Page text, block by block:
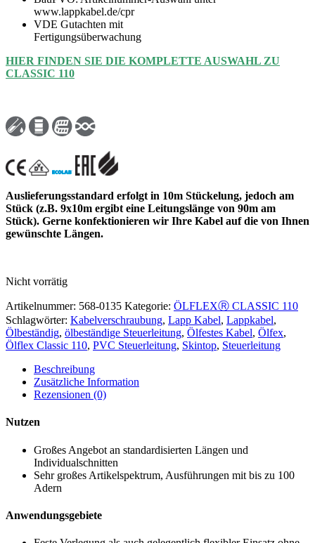
www.lappkabel.de/cpr
VDE Gutachten mit
Fertigungsüberwachung
HIER FINDEN SIE DIE KOMPLETTE AUSWAHL ZU
CLASSIC 110
Auslieferungsstandard erfolgt in 10m Stückelung, jedoch am
Stück (z.B. 9x10m ergibt eine Leitungslänge von 90m am
Stück). Gerne konfektionieren wir Ihre Kabel auf die von Ihnen
gewünschte Längen.
Nicht vorrätig
Artikelnummer: 568-0135 Kategorie: ÖLFLEXⓇ CLASSIC 110
Schlagwörter: Kabelverschraubung, Lapp Kabel, Lappkabel,
Ölbeständig, ölbeständige Steuerleitung, Ölfestes Kabel, Ölfex,
Ölflex Classic 110, PVC Steuerleitung, Skintop, Steuerleitung
Beschreibung
Zusätzliche Information
Rezensionen (0)
Nutzen
Großes Angebot an standardisierten Längen und
Individualschnitten
Sehr großes Artikelspektrum, Ausführungen mit bis zu 100
Adern
Anwendungsgebiete